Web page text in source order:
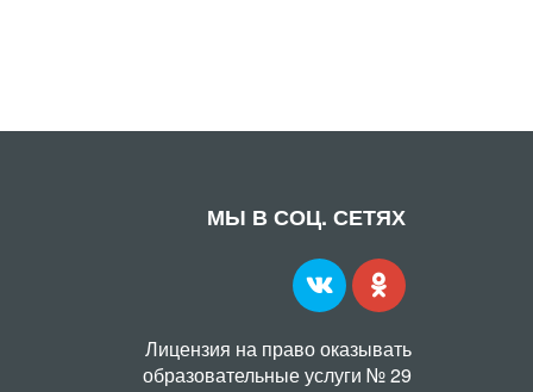
МЫ В СОЦ. СЕТЯХ
Лицензия на право оказывать
образовательные услуги № 29